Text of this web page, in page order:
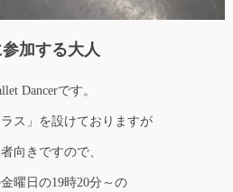
加する大人
Dancerです。
ス」を設けておりますが
向きですので、
曜日の19時20分～の